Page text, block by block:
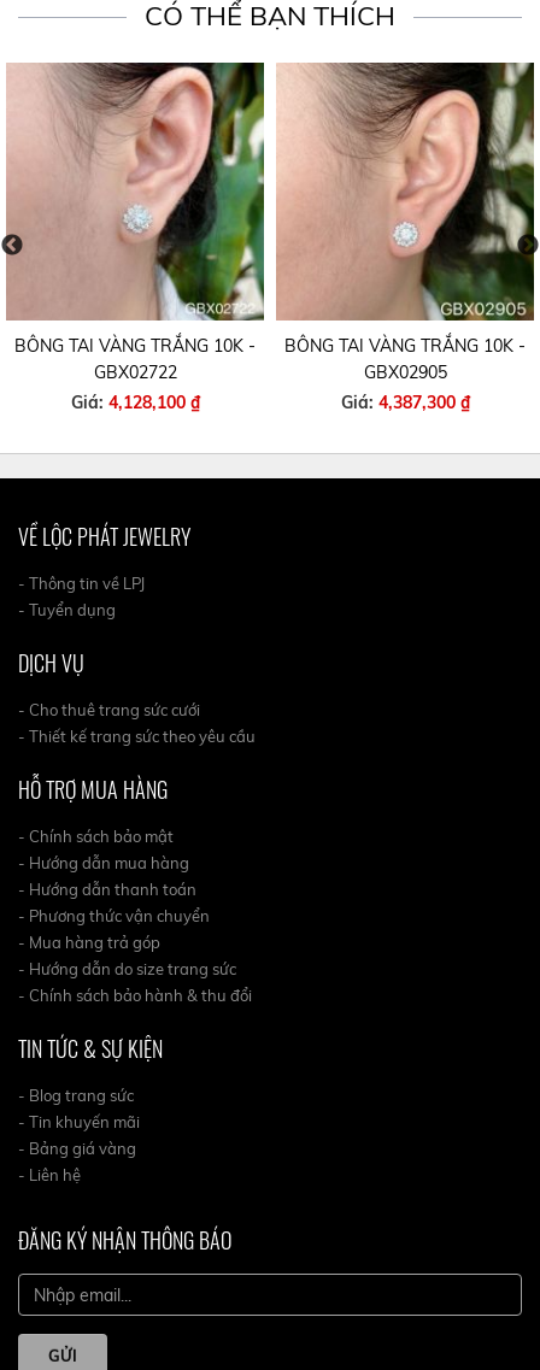
CÓ THỂ BẠN THÍCH
BÔNG TAI VÀNG TRẮNG 10K -
GBX02722
Giá: 4,128,100 ₫
BÔNG TAI VÀNG TRẮNG 10K -
GBX02905
Giá: 4,387,300 ₫
VỀ LỘC PHÁT JEWELRY
- Thông tin về LPJ
- Tuyển dụng
DỊCH VỤ
- Cho thuê trang sức cưới
- Thiết kế trang sức theo yêu cầu
HỖ TRỢ MUA HÀNG
- Chính sách bảo mật
- Hướng dẫn mua hàng
- Hướng dẫn thanh toán
- Phương thức vận chuyển
- Mua hàng trả góp
- Hướng dẫn do size trang sức
- Chính sách bảo hành & thu đổi
TIN TỨC & SỰ KIỆN
- Blog trang sức
- Tin khuyến mãi
- Bảng giá vàng
- Liên hệ
ĐĂNG KÝ NHẬN THÔNG BÁO
GỬI